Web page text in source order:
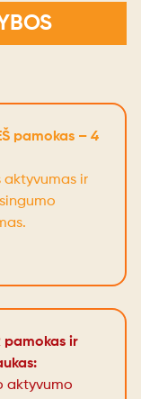
pamokas – 4
aktyvumas ir
pamokas ir
aktyvumo